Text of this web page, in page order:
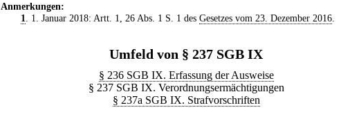
Anmerkungen:
1. 1. Januar 2018: Artt. 1, 26 Abs. 1 S. 1 des Gesetzes vom 23. Dezember 2016.
Umfeld von § 237 SGB IX
§ 236 SGB IX. Erfassung der Ausweise
§ 237 SGB IX. Verordnungsermächtigungen
§ 237a SGB IX. Strafvorschriften